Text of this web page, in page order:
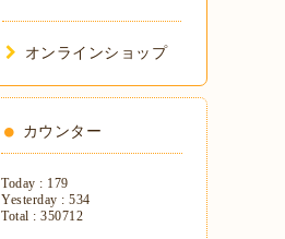
オンラインショップ
カウンター
Today : 179
Yesterday : 534
Total : 350712